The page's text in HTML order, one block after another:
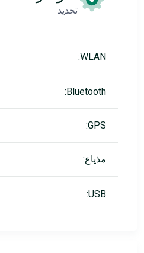
تحديد
WLAN:
Bluetooth:
GPS:
مذياع:
USB: